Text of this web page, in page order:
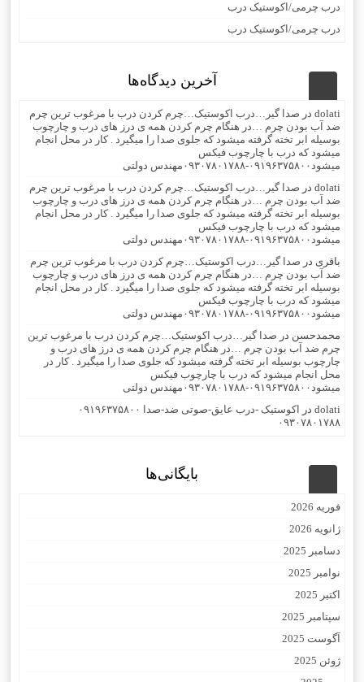
درب چرمی/اکوستیک درب
درب چرمی/اکوستیک درب
آخرین دیدگاه‌ها
dolati در صدا گیر…درب اکوستیک…چرم کردن درب با مرغوب ترین چرم
ضد آب بودن چرم …در هنگام چرم کردن همه ی درز های درب و چارچوب
بوسیله ابر تخته گرفته میشود که جلوی صدا را میگیرد . کار در محل انجام
میشود که درب با چارچوب فیکس
میشود۰۹۱۹۶۳۷۵۸۰۰-۰۹۳۰۷۸۰۱۷۸۸مهندس دولتی
dolati در صدا گیر…درب اکوستیک…چرم کردن درب با مرغوب ترین چرم
ضد آب بودن چرم …در هنگام چرم کردن همه ی درز های درب و چارچوب
بوسیله ابر تخته گرفته میشود که جلوی صدا را میگیرد . کار در محل انجام
میشود که درب با چارچوب فیکس
میشود۰۹۱۹۶۳۷۵۸۰۰-۰۹۳۰۷۸۰۱۷۸۸مهندس دولتی
باقری در صدا گیر…درب اکوستیک…چرم کردن درب با مرغوب ترین چرم
ضد آب بودن چرم …در هنگام چرم کردن همه ی درز های درب و چارچوب
بوسیله ابر تخته گرفته میشود که جلوی صدا را میگیرد . کار در محل انجام
میشود که درب با چارچوب فیکس
میشود۰۹۱۹۶۳۷۵۸۰۰-۰۹۳۰۷۸۰۱۷۸۸مهندس دولتی
محمدحسن در صدا گیر…درب اکوستیک…چرم کردن درب با مرغوب ترین
چرم ضد آب بودن چرم …در هنگام چرم کردن همه ی درز های درب و
چارچوب بوسیله ابر تخته گرفته میشود که جلوی صدا را میگیرد . کار در
محل انجام میشود که درب با چارچوب فیکس
میشود۰۹۱۹۶۳۷۵۸۰۰-۰۹۳۰۷۸۰۱۷۸۸مهندس دولتی
dolati در
اکوستیک -درب عایق-صوتی ضد-صدا ۰۹۱۹۶۳۷۵۸۰۰
۰۹۳۰۷۸۰۱۷۸۸
بایگانی‌ها
فوریه 2026
ژانویه 2026
دسامبر 2025
نوامبر 2025
اکتبر 2025
سپتامبر 2025
آگوست 2025
ژوئن 2025